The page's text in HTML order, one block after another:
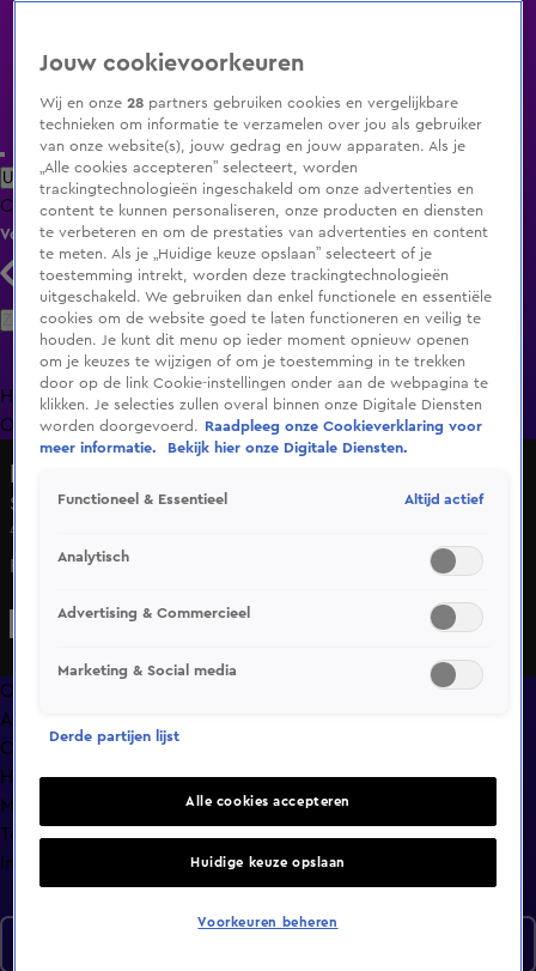
Uitzending Gemist Populaire programma's Zenders Genres
ClipsFilmsRadioSmart TV inlogShop
Volg KIJK
Zoeken
HomeUitzending Gemist Programma's De Bondgenoten
OranjezomerLivestreamsShop
Seizoen 2, aflevering 163
4 juni 2025, 19:32
Roma moet El Che opeens flink verdedigen.
Overzicht
Afleveringen
Clips
Hoe is het nu met?
Macdate met Nick Eshuis
Terugblik
Info
Jouw cookievoorkeuren
Wij en onze28 partners gebruiken cookies en vergelijkbare
technieken om informatie te verzamelen over jou als gebruiker
van onze website(s), jouw gedrag en jouw apparaten. Als je
„Alle cookies accepteren” selecteert, worden
trackingtechnologieën ingeschakeld om onze advertenties en
content te kunnen personaliseren, onze producten en diensten
te verbeteren en om de prestaties van advertenties en content
te meten. Als je „Huidige keuze opslaan” selecteert of je
toestemming intrekt, worden deze trackingtechnologieën
uitgeschakeld. We gebruiken dan enkel functionele en essentiële
cookies om de website goed te laten functioneren en veilig te
houden. Je kunt dit menu op ieder moment opnieuw openen
om je keuzes te wijzigen of om je toestemming in te trekken
door op de link Cookie-instellingen onder aan de webpagina te
klikken. Je selecties zullen overal binnen onze Digitale Diensten
worden doorgevoerd.
Raadpleeg onze Cookieverklaring voor
meer informatie.
Bekijk hier onze Digitale Diensten.
Functioneel & Essentieel Altijd actief
Analytisch
Advertising & Commercieel
Marketing & Social media
Derde partijen lijst
Alle cookies accepteren
Huidige keuze opslaan
Voorkeuren beheren